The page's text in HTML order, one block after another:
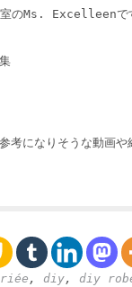
のMs. Excelleenで
になりそうな動画や
, diy, diy